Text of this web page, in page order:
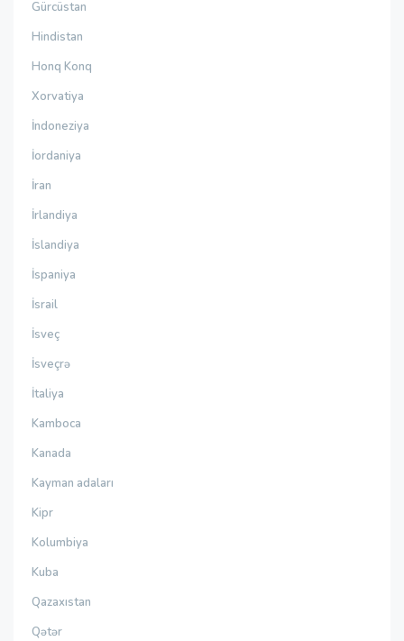
Gürcüstan
Hindistan
Honq Konq
Xorvatiya
İndoneziya
İordaniya
İran
İrlandiya
İslandiya
İspaniya
İsrail
İsveç
İsveçrə
İtaliya
Kamboca
Kanada
Kayman adaları
Kipr
Kolumbiya
Kuba
Qazaxıstan
Qətər